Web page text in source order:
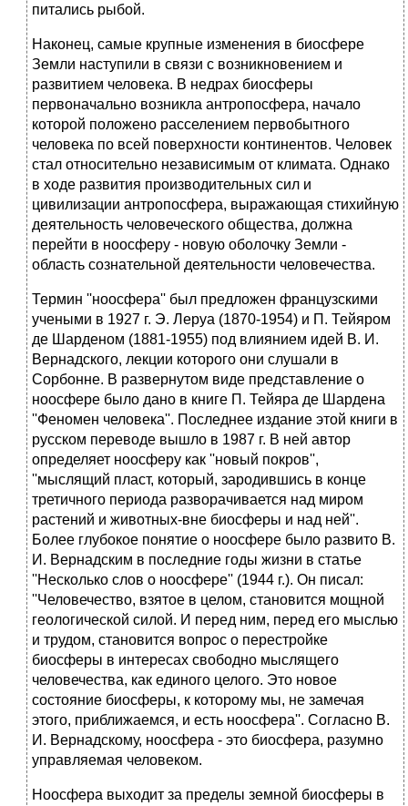
питались рыбой.
Наконец, самые крупные изменения в биосфере
Земли наступили в связи с возникновением и
развитием человека. В недрах биосферы
первоначально возникла антропосфера, начало
которой положено расселением первобытного
человека по всей поверхности континентов. Человек
стал относительно независимым от климата. Однако
в ходе развития производительных сил и
цивилизации антропосфера, выражающая стихийную
деятельность человеческого общества, должна
перейти в ноосферу - новую оболочку Земли -
область сознательной деятельности человечества.
Термин ''ноосфера'' был предложен французскими
учеными в 1927 г. Э. Леруа (1870-1954) и П. Тейяром
де Шарденом (1881-1955) под влиянием идей В. И.
Вернадского, лекции которого они слушали в
Сорбонне. В развернутом виде представление о
ноосфере было дано в книге П. Тейяра де Шардена
''Феномен человека''. Последнее издание этой книги в
русском переводе вышло в 1987 г. В ней автор
определяет ноосферу как ''новый покров'',
''мыслящий пласт, который, зародившись в конце
третичного периода разворачивается над миром
растений и животных-вне биосферы и над ней''.
Более глубокое понятие о ноосфере было развито В.
И. Вернадским в последние годы жизни в статье
''Несколько слов о ноосфере'' (1944 г.). Он писал:
''Человечество, взятое в целом, становится мощной
геологической силой. И перед ним, перед его мыслью
и трудом, становится вопрос о перестройке
биосферы в интересах свободно мыслящего
человечества, как единого целого. Это новое
состояние биосферы, к которому мы, не замечая
этого, приближаемся, и есть ноосфера''. Согласно В.
И. Вернадскому, ноосфера - это биосфера, разумно
управляемая человеком.
Ноосфера выходит за пределы земной биосферы в